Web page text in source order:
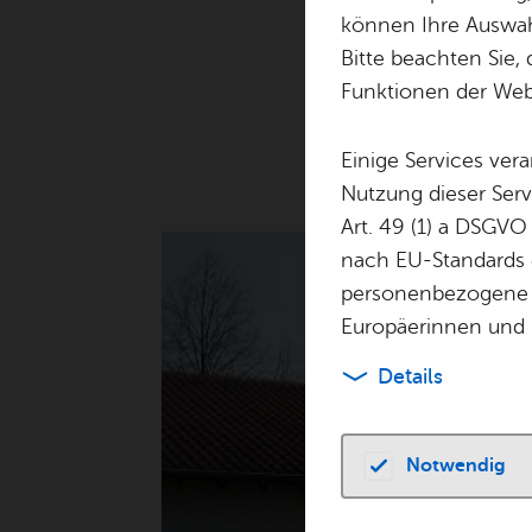
Geprägt von einer
können Ihre
Bitte beachten
Funktionen der
Einige Services
Nutzung dieser
Art. 49 (1) a
nach EU-
Europäerinnen
Details
Notwendig